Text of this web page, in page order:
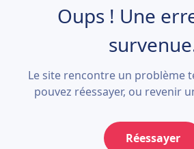
Oups ! Une
Le site rencontre un problème
pouvez réessayer, ou revenir
Réessayer